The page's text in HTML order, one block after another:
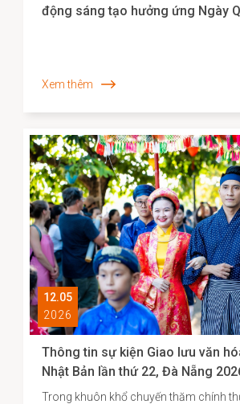
động sáng tạo hưởng ứng Ngày
Xem thêm
12.05
2026
Thông tin sự kiện Giao lưu văn
Nhật Bản lần thứ 22, Đà Nẵng
Trong khuôn khổ chuyến thăm chính